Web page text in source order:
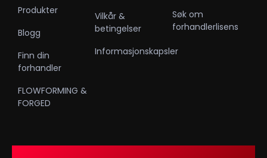
Produkter
Blogg
Finn din
forhandler
FLOWFORMING &
FORGED
Vilkår &
betingelser
Informasjonskapsler
Søk om
forhandlerlisens